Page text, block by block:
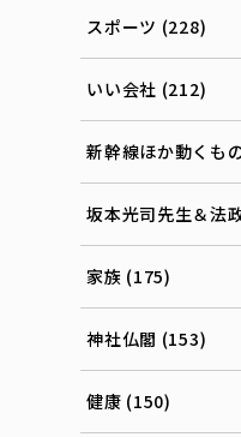
スポーツ (228)
いい会社 (212)
新幹線ほか動くも
坂本光司先生＆法
家族 (175)
神社仏閣 (153)
健康 (150)